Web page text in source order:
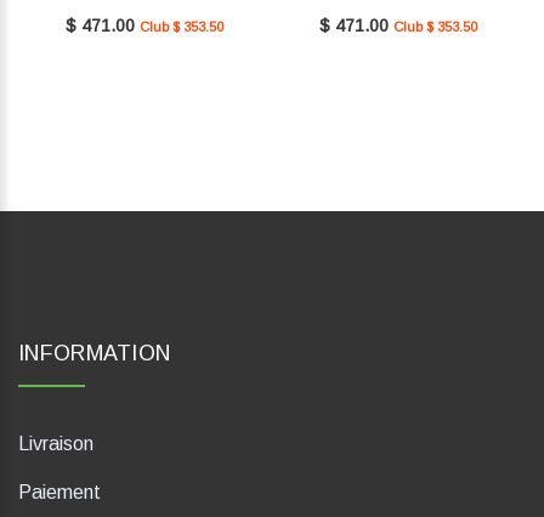
$ 471.00 Club $ 353.50
$ 471.00 Club $ 353.50
INFORMATION
Livraison
Paiement